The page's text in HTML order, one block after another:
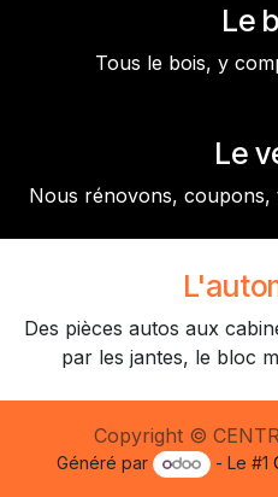
Le
Tous le bois, y
Le
Nous rénovons, coupons,
Des pièces autos aux
par les jantes, le bloc
Copyright ©
Généré par - Le #1